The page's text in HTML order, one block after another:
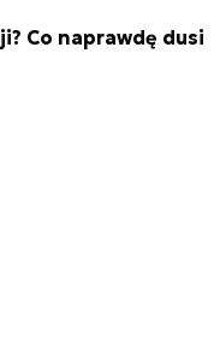
Co naprawdę dusi